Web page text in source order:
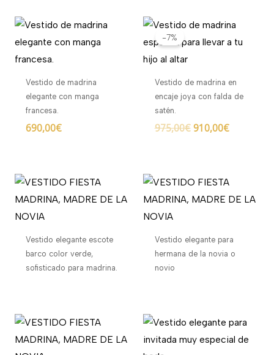
Vestido de madrina
elegante con manga
francesa.
690,00€
-7%
Vestido de madrina en
encaje joya con falda de
satén.
975,00€
El
original
910,00€
El
actual
Vestido elegante escote
barco color verde,
sofisticado para madrina.
Vestido elegante para
hermana de la novia o
novio